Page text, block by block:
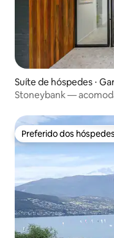
Suíte de hóspedes ⋅
Stoneybank —
Preferido dos hóspedes
Preferido dos hóspedes